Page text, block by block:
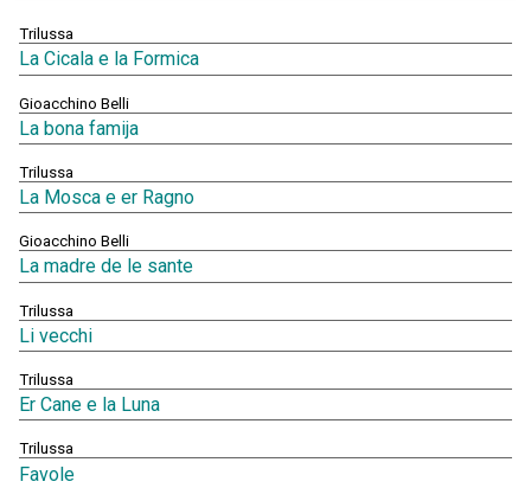
Trilussa
La Cicala e la Formica
Gioacchino Belli
La bona famija
Trilussa
La Mosca e er Ragno
Gioacchino Belli
La madre de le sante
Trilussa
Li vecchi
Trilussa
Er Cane e la Luna
Trilussa
Favole